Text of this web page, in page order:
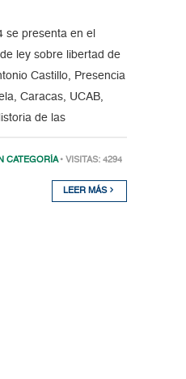
se presenta en el
ley sobre libertad de
Castillo, Presencia
Caracas, UCAB,
de las
CATEGORÍA • VISITAS: 4294
LEER MÁS